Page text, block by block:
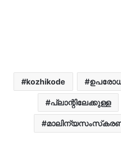
kozhikode
പ്ലാന്റിലേക്കുള്ള